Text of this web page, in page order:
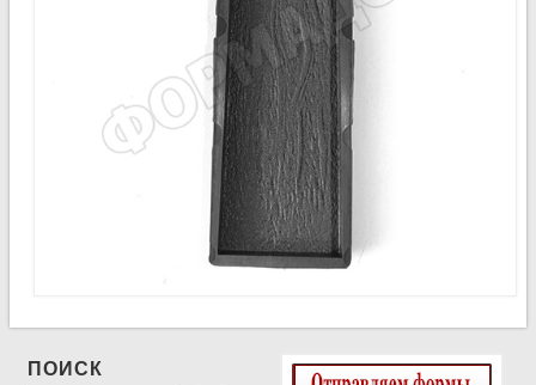
ПОИСК